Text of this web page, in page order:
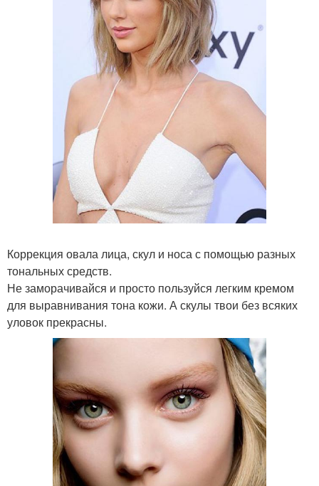
Коррекция овала лица, скул и носа с помощью разных
тональных средств.
Не заморачивайся и просто пользуйся легким кремом
для выравнивания тона кожи. А скулы твои без всяких
уловок прекрасны.